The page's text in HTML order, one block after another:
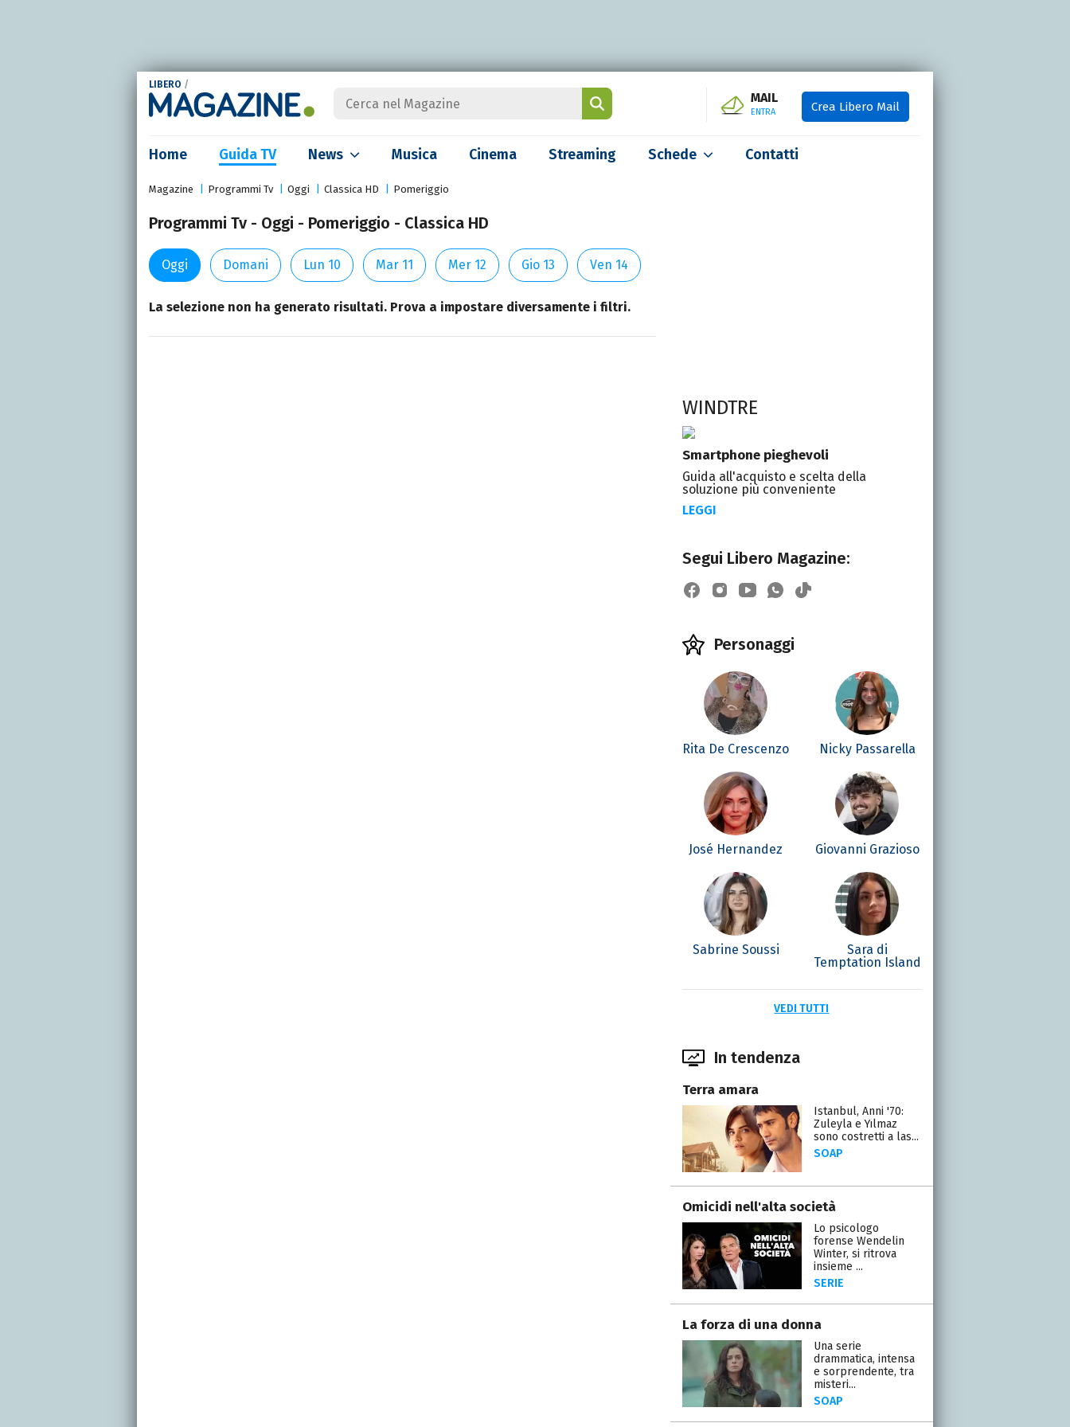
LIBERO /
MAIL
ENTRA Crea Libero Mail
Home Guida TV News Musica Cinema Streaming Schede Contatti
Magazine Programmi Tv Oggi Classica HD Pomeriggio
Programmi Tv - Oggi - Pomeriggio - Classica HD
Oggi Domani Lun 10 Mar 11 Mer 12 Gio 13 Ven 14
La selezione non ha generato risultati. Prova a impostare diversamente i filtri.
WINDTRE
Smartphone pieghevoli
Guida all'acquisto e scelta della
soluzione più conveniente
LEGGI
Segui Libero Magazine:
Personaggi
Rita De Crescenzo Nicky Passarella
José Hernandez Giovanni Grazioso
Sabrine Soussi
Sara di
Temptation Island
VEDI TUTTI
In tendenza
Terra amara
Istanbul, Anni '70:
Zuleyla e Yılmaz
sono costretti a las...
SOAP
Omicidi nell'alta società
Lo psicologo
forense Wendelin
Winter, si ritrova
insieme ...
SERIE
La forza di una donna
Una serie
drammatica, intensa
e sorprendente, tra
misteri...
SOAP